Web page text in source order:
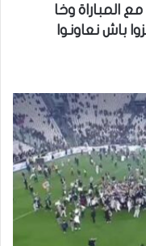
المباراة وخا
باش نعاونوا